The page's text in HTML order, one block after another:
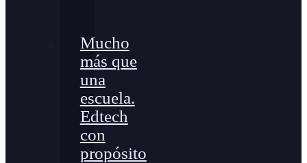
Mucho
más que
una
escuela.
Edtech
con
propósito